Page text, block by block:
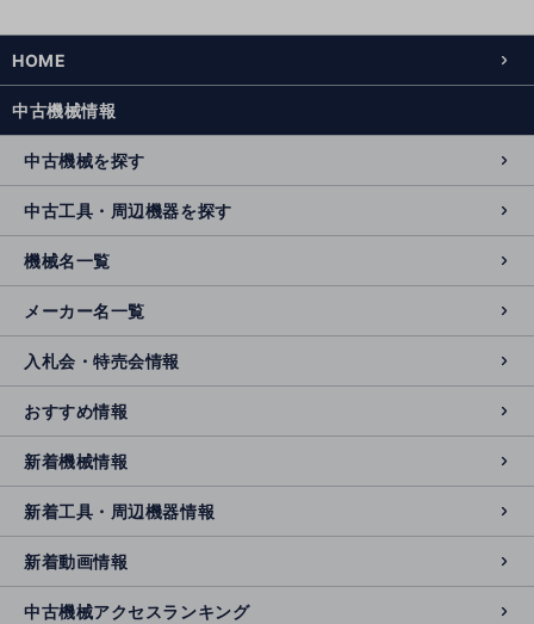
HOME
中古機械情報
中古機械を探す
中古工具・周辺機器を探す
機械名一覧
メーカー名一覧
入札会・特売会情報
おすすめ情報
新着機械情報
新着工具・周辺機器情報
新着動画情報
中古機械アクセスランキング